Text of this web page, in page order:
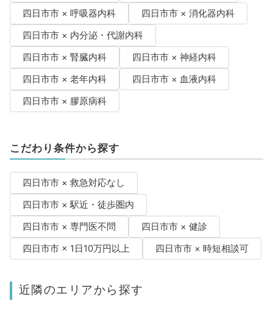
四日市市 × 呼吸器内科
四日市市 × 消化器内科
四日市市 × 内分泌・代謝内科
四日市市 × 腎臓内科
四日市市 × 神経内科
四日市市 × 老年内科
四日市市 × 血液内科
四日市市 × 膠原病科
こだわり条件から探す
四日市市 × 救急対応なし
四日市市 × 駅近・徒歩圏内
四日市市 × 専門医不問
四日市市 × 健診
四日市市 × 1日10万円以上
四日市市 × 時短相談可
近隣のエリアから探す